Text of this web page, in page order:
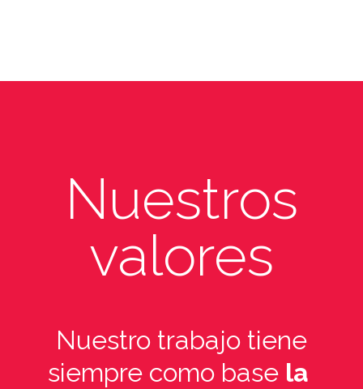
Nuestros
valores
Nuestro trabajo tiene
siempre como base la